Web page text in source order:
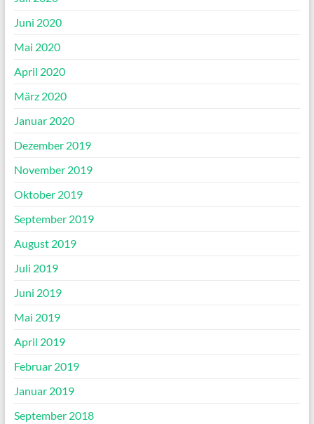
Juni 2020
Mai 2020
April 2020
März 2020
Januar 2020
Dezember 2019
November 2019
Oktober 2019
September 2019
August 2019
Juli 2019
Juni 2019
Mai 2019
April 2019
Februar 2019
Januar 2019
September 2018